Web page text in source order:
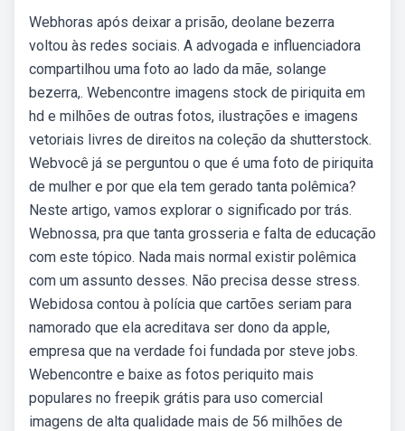
Webhoras após deixar a prisão, deolane bezerra
voltou às redes sociais. A advogada e influenciadora
compartilhou uma foto ao lado da mãe, solange
bezerra,. Webencontre imagens stock de piriquita em
hd e milhões de outras fotos, ilustrações e imagens
vetoriais livres de direitos na coleção da shutterstock.
Webvocê já se perguntou o que é uma foto de piriquita
de mulher e por que ela tem gerado tanta polêmica?
Neste artigo, vamos explorar o significado por trás.
Webnossa, pra que tanta grosseria e falta de educação
com este tópico. Nada mais normal existir polêmica
com um assunto desses. Não precisa desse stress.
Webidosa contou à polícia que cartões seriam para
namorado que ela acreditava ser dono da apple,
empresa que na verdade foi fundada por steve jobs.
Webencontre e baixe as fotos periquito mais
populares no freepik grátis para uso comercial
imagens de alta qualidade mais de 56 milhões de